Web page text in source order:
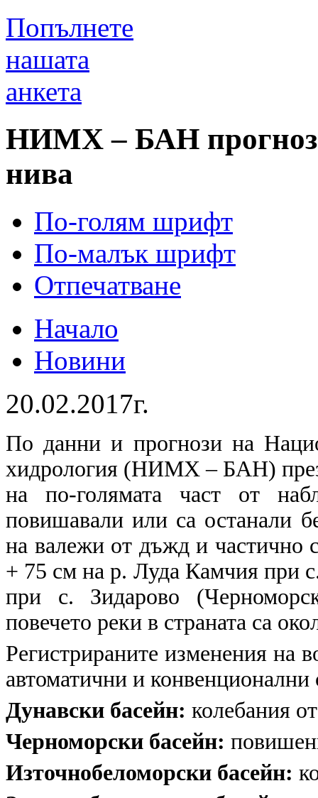
Попълнете
нашата
анкета
НИМХ – БАН
нива
По-голям шрифт
По-малък шрифт
Отпечатване
Начало
Новини
20.02.2017г.
По данни и прогнози на
хидрология (НИМХ – БАН)
на по-голямата част от
повишавали или са останали
на валежи от дъжд и частично
+ 75 см на р. Луда Камчия при
при с. Зидарово
повечето реки в страната са
Регистрираните изменения на
автоматични и
Дунавски басейн: колебания
Черноморски басейн:
Източнобеломорски басейн: